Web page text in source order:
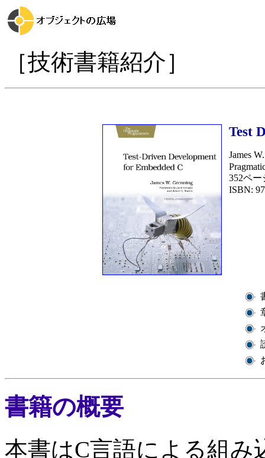
［技術書籍紹介］
Test
James
352ペー
ISBN:
書籍の概要
本書はC言語による組